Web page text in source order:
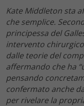
Kate Middleton sta
che semplice.
principessa del
intervento
dalle teorie del
affermando che ha
pensando
confermato anche
per rivelare la